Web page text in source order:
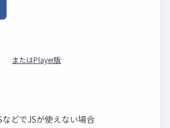
またはPlayer版
などでJSが使えない場合